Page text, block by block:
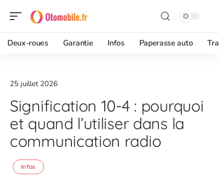
Deux-roues Garantie Infos Paperasse auto
25 juillet 2026
Signification 10-4 : pourquoi
et quand l’utiliser dans la
communication radio
Infos